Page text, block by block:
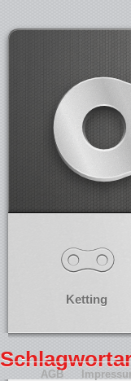
Ketting
AGB